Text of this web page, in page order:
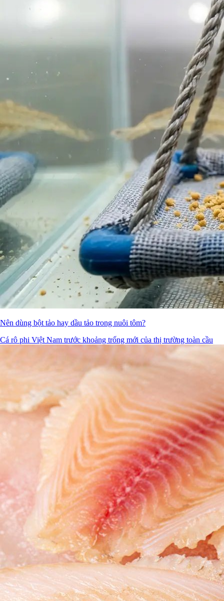
Nên dùng bột tảo hay dầu tảo trong nuôi tôm?
Cá rô phi Việt Nam trước khoảng trống mới của thị trường toàn cầu